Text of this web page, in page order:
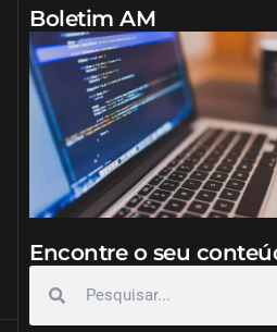
Boletim AM
Encontre o seu